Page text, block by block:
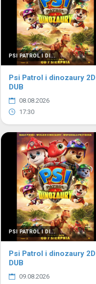
PSI PATROL I DI...
Psi Patrol i dinozaury 2D
DUB
08.08.2026
17:30
PSI PATROL I DI...
Psi Patrol i dinozaury 2D
DUB
09.08.2026